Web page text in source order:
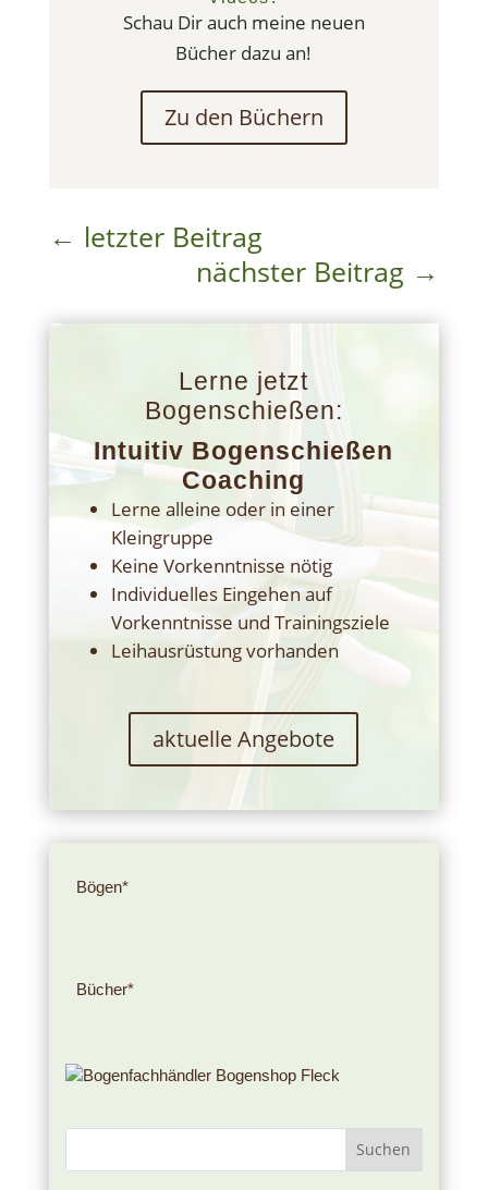
Schau Dir auch meine neuen
Bücher dazu an!
Zu den Büchern
← letzter Beitrag
nächster Beitrag →
Lerne jetzt
Bogenschießen:
Intuitiv Bogenschießen
Coaching
Lerne alleine oder in einer
Kleingruppe
Keine Vorkenntnisse nötig
Individuelles Eingehen auf
Vorkenntnisse und Trainingsziele
Leihausrüstung vorhanden
aktuelle Angebote
Bögen*
Bücher*